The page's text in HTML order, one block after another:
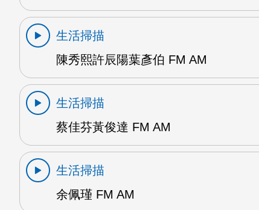
生活掃描
陳秀熙許辰陽葉彥伯 FM AM
生活掃描
蔡佳芬黃俊達 FM AM
生活掃描
余佩瑾 FM AM